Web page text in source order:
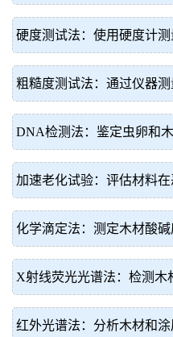
硬度测试法：使用硬度计
粗糙度测试法：通过仪器
DNA检测法：鉴定虫卵和
加速老化试验：评估材料
化学滴定法：测定木材酸碱
X射线荧光光谱法：检测木
红外光谱法：分析木材和